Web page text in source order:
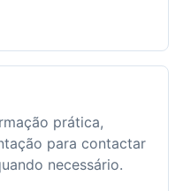
prática,
para contactar
necessário.